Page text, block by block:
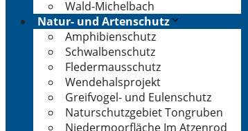
Wald-Michelbach
Natur- und Artenschutz
Amphibienschutz
Schwalbenschutz
Fledermausschutz
Wendehalsprojekt
Greifvogel- und Eulenschutz
Naturschutzgebiet Tongruben
Niedermoorfläche Im Atzenrod